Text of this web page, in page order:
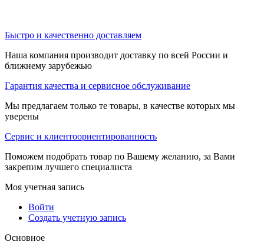
Быстро и качественно доставляем
Наша компания производит доставку по всей России и
ближнему зарубежью
Гарантия качества и сервисное обслуживание
Мы предлагаем только те товары, в качестве которых мы
уверены
Сервис и клиентоориентированность
Поможем подобрать товар по Вашему желанию, за Вами
закрепим лучшего специалиста
Моя учетная запись
Войти
Создать учетную запись
Основное